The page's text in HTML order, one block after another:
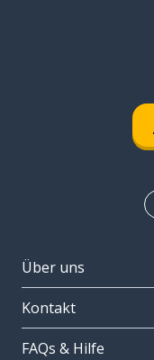
Über uns
Kontakt
FAQs & Hilfe